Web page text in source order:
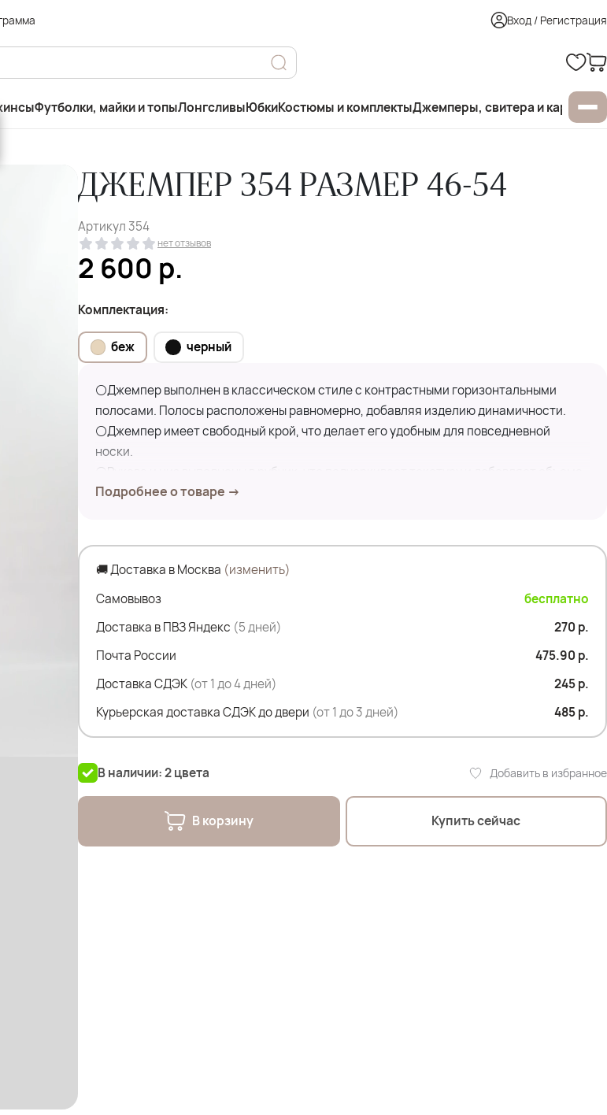
Вход / Регистрация
Футболки, майки и топыЛонгсливыЮбкиКостюмы и комплектыДжемперы, свитера и
ДЖЕМПЕР 354 РАЗМЕР 46-54
Артикул354
нет отзывов
2 600 р.
Комплектация:
беж черный
⚪Джемпер выполнен в классическом стиле с контрастными горизонтальными
полосами. Полосы расположены равномерно, добавляя изделию динамичности.
⚪Джемпер имеет свободный крой, что делает его удобным для повседневной
носки.
⚪Рукава и низ выполнены в рубчик, что подчеркивает текстуру и добавляет объема.
Круглый вырез горловины придает модели современный и минималистичный вид.
Земеры по изделию:
ПОГ- 57 см
Дл.изделия- 53 см
Дл.рукава- 59 см
На фото модель Дарья.
Параметры других наших моделей:
Оксана- рост 170; ОГ 114; ОТ 105; ОЖ 110; ОБ 120 *отлично
Подробнее о товаре →
🚚 Доставка в Москва (изменить)
Самовывоз
бесплатно
Доставка в ПВЗ Яндекс (5 дней)
270 р.
Почта России
475.90 р.
Доставка СДЭК (от 1 до 4 дней)
245 р.
Курьерская доставка СДЭК до двери (от 1 до 3 дней) 485 р.
В наличии: 2 цвета Добавить в избранное
В корзину Купить сейчас